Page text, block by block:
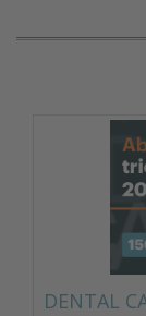
DENTAL